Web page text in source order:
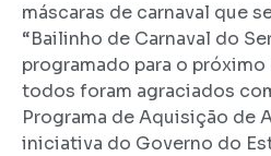
máscaras de carnaval que
“Bailinho de Carnaval do
programado para o
todos foram agraciados
Programa de Aquisição de
iniciativa do Governo do